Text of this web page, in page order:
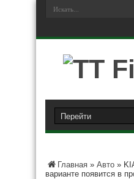
Главная » Авто »
варианте появится в